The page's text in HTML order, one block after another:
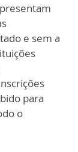
e sem a
para
o